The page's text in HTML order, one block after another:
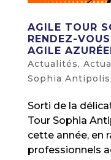
AGILE TOUR
RENDEZ-
AGILE
Actualités,
Sophia Antipolis
Sorti de la
Tour Sophia
cette année, en
professionnels